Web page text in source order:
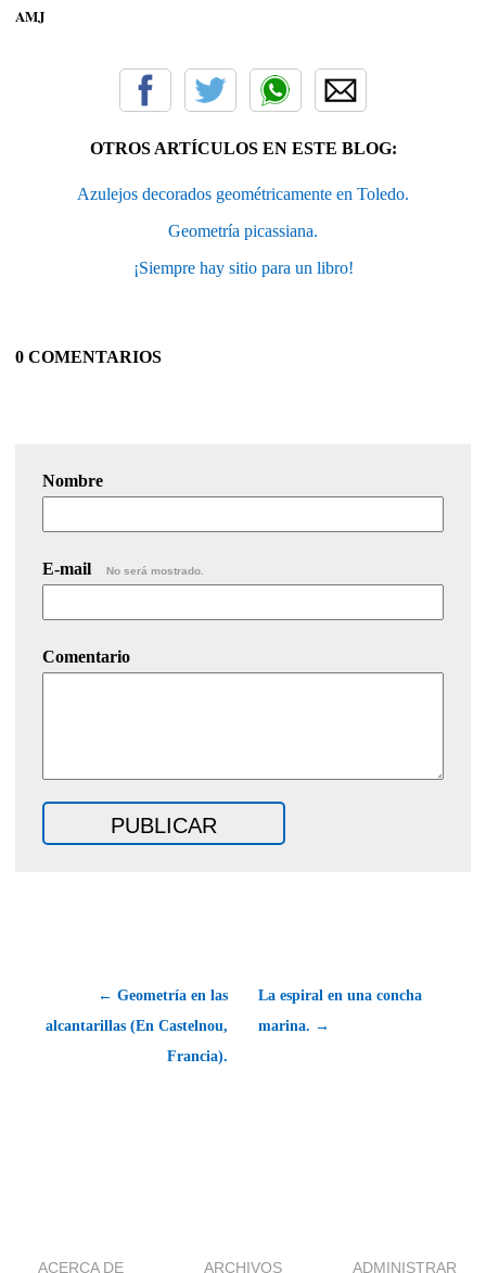
AMJ
OTROS ARTÍCULOS EN ESTE BLOG:
Azulejos decorados geométricamente en Toledo.
Geometría picassiana.
¡Siempre hay sitio para un libro!
0 COMENTARIOS
Nombre
E-mail No será mostrado.
Comentario
← Geometría en las
alcantarillas (En Castelnou,
Francia).
La espiral en una concha
marina. →
ACERCA DE ARCHIVOS ADMINISTRAR